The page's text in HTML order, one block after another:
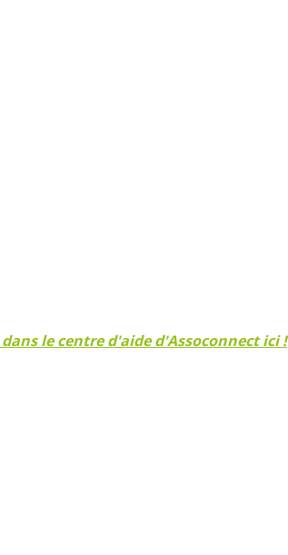
le centre d'aide d'Assoconnect ici !